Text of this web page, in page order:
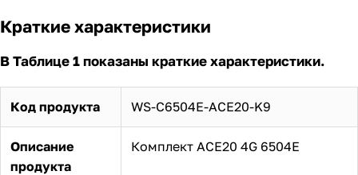
Краткие характеристики
В Таблице 1 показаны краткие характеристики.
Код продукта WS-C6504E-ACE20-K9
Описание
продукта
Комплект ACE20 4G 6504E